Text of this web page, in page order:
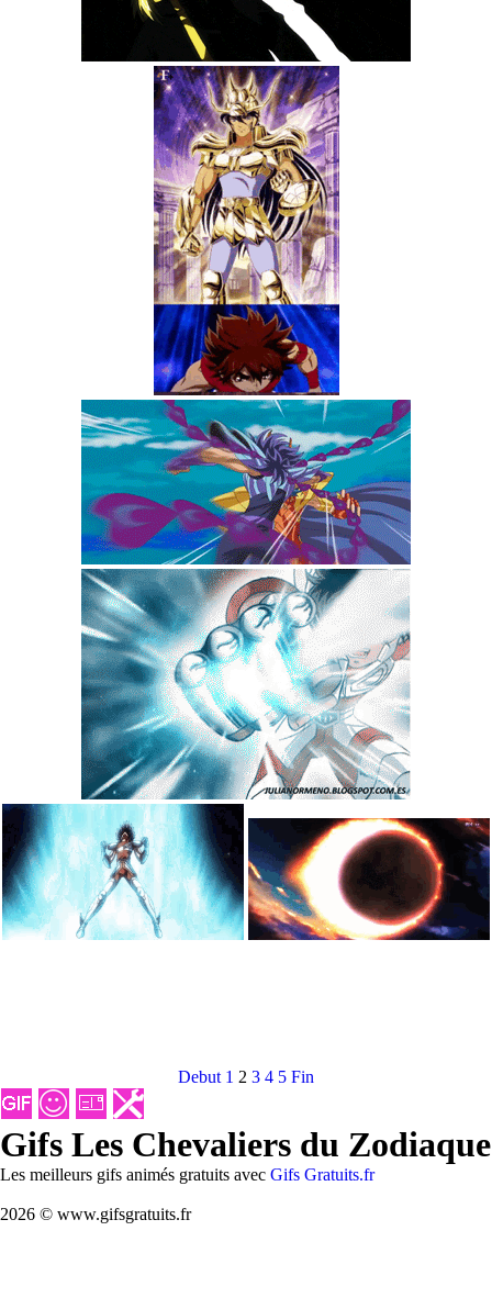
Debut 1 2 3 4 5 Fin
Gifs Les Chevaliers du Zodiaque
Les meilleurs gifs animés gratuits avec Gifs Gratuits.fr
2026 © www.gifsgratuits.fr